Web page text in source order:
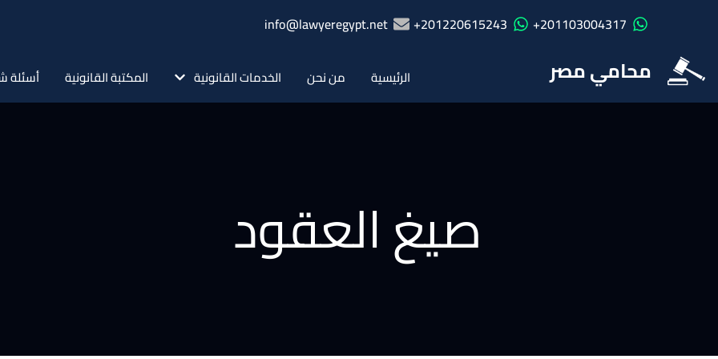
201103004317+
201220615243+
info@lawyeregypt.net
محامي مصر الرئيسية من نحن الخدمات القانونية المكتبة القانونية أسئلة
صيغ العقود